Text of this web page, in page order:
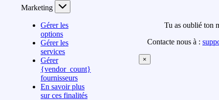
Marketing
Gérer les
options
Gérer les
services
Gérer
{vendor_count}
fournisseurs
En savoir plus
sur ces finalités
Tu as oublié ton
Contacte nous à :
×